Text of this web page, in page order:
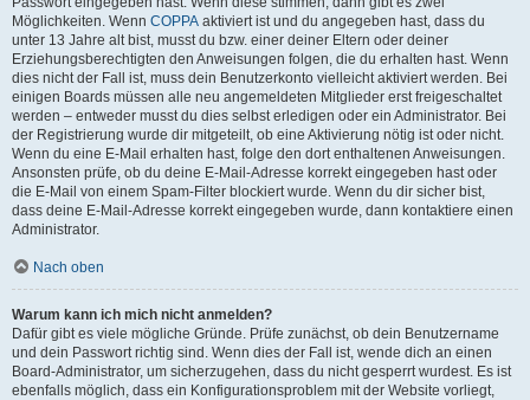
Möglichkeiten. Wenn COPPA aktiviert ist und du angegeben hast, dass du
unter 13 Jahre alt bist, musst du bzw. einer deiner Eltern oder deiner
Erziehungsberechtigten den Anweisungen folgen, die du erhalten hast. Wenn
dies nicht der Fall ist, muss dein Benutzerkonto vielleicht aktiviert werden. Bei
einigen Boards müssen alle neu angemeldeten Mitglieder erst freigeschaltet
werden – entweder musst du dies selbst erledigen oder ein Administrator. Bei
der Registrierung wurde dir mitgeteilt, ob eine Aktivierung nötig ist oder nicht.
Wenn du eine E-Mail erhalten hast, folge den dort enthaltenen Anweisungen.
Ansonsten prüfe, ob du deine E-Mail-Adresse korrekt eingegeben hast oder
die E-Mail von einem Spam-Filter blockiert wurde. Wenn du dir sicher bist,
dass deine E-Mail-Adresse korrekt eingegeben wurde, dann kontaktiere einen
Administrator.
Nach oben
Warum kann ich mich nicht anmelden?
Dafür gibt es viele mögliche Gründe. Prüfe zunächst, ob dein Benutzername
und dein Passwort richtig sind. Wenn dies der Fall ist, wende dich an einen
Board-Administrator, um sicherzugehen, dass du nicht gesperrt wurdest. Es ist
ebenfalls möglich, dass ein Konfigurationsproblem mit der Website vorliegt,